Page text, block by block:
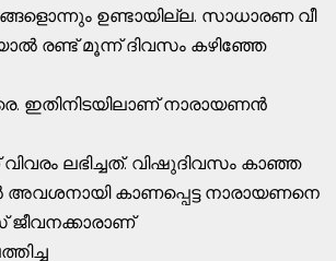
ഉണ്ടായില്ല. സാധാരണ വീ
രണ്ട്‌ മൂന്ന്‌ ദിവസം കഴിഞ്ഞേ
ഇതിനിടയിലാണ്‌ നാരായണന്‍
ലഭിച്ചത്‌. വിഷുദിവസം കാഞ്ഞ
അവശനായി കാണപ്പെട്ട നാരായണനെ